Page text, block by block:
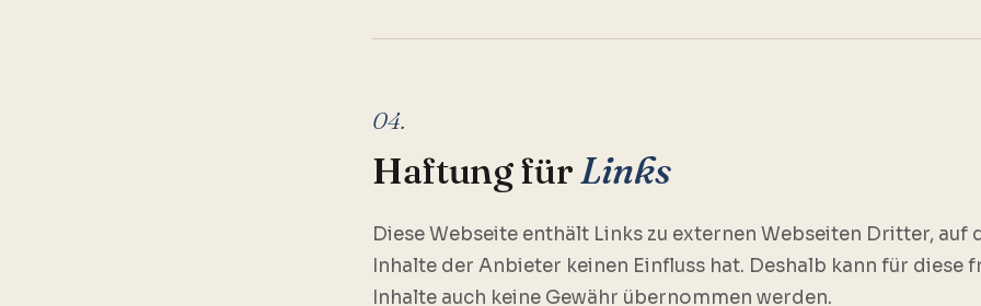
04.
Haftung fürLinks
Diese Webseite enthält Links zu externen Webseiten Dritter, auf
Inhalte der Anbieter keinen Einfluss hat. Deshalb kann für diese
Inhalte auch keine Gewähr übernommen werden.